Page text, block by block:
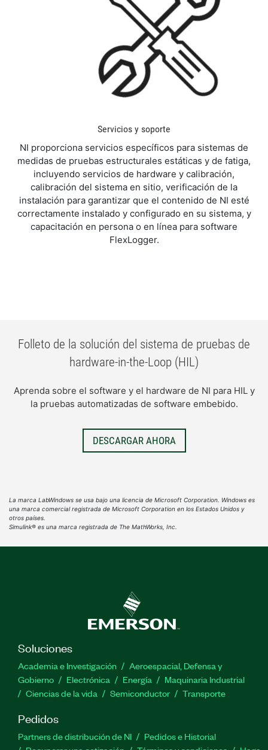
Servicios y soporte
NI proporciona servicios específicos para sistemas de
medidas de pruebas estructurales estáticas y de fatiga,
incluyendo servicios de hardware y calibración,
calibración del sistema en sitio, verificación de la
instalación para garantizar que el contenido de NI esté
correctamente instalado y configurado en su sistema, y
capacitación en persona o en línea para software
FlexLogger.
Folleto de la solución del sistema de pruebas de
hardware-in-the-Loop (HIL)
Aprenda sobre el software y el hardware de NI para HIL y
la pruebas automatizadas de software embebido.
DESCARGAR AHORA
La marca LabWindows se usa bajo una licencia de Microsoft Corporation. Windows es
una marca comercial registrada de Microsoft Corporation en los Estados Unidos y
otros países.
Simulink® es una marca registrada de The MathWorks, Inc.
Soluciones
Academia e Investigación
Aeroespacial, Defensa y
Gobierno
Electrónica Energía
Maquinaria Industrial
Ciencias de la vida
Semiconductor Transporte
Pedidos
Partners de distribución de NI
Pedidos e Historial